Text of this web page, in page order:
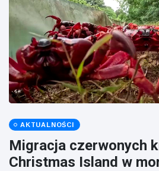
AKTUALNOŚCI
Migracja czerwonych
Christmas Island w